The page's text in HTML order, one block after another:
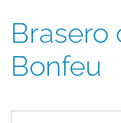
Brasero de jardin BonSolo :
Bonfeu